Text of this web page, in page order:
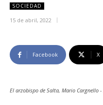
SOCIEDAD
15 de abril, 2022
Facebook X
El arzobispo de Salta, Mario Cargnello